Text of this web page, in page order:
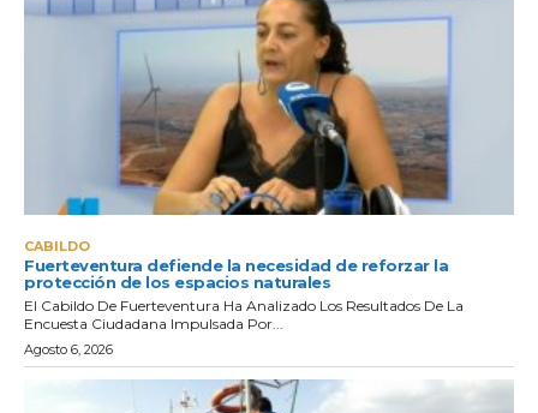
CABILDO
Fuerteventura defiende la necesidad de reforzar la
protección de los espacios naturales
El Cabildo De Fuerteventura Ha Analizado Los Resultados De La
Encuesta Ciudadana Impulsada Por...
Agosto 6, 2026